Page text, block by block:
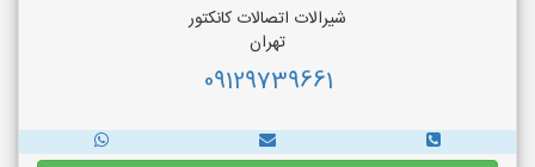
شیرالات اتصالات کانکتور
تهران
09129739661